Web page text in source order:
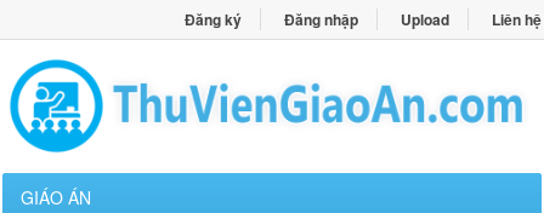
Đăng ký Đăng nhập Upload Liên hệ
GIÁO ÁN